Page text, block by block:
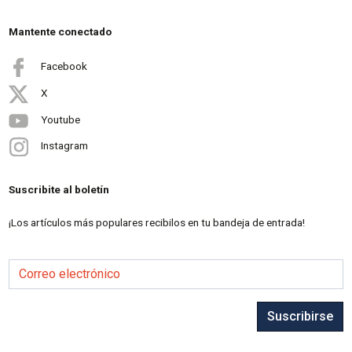
Mantente conectado
Facebook
X
Youtube
Instagram
Suscribite al boletín
¡Los artículos más populares recibilos en tu bandeja de entrada!
Correo electrónico
Suscribirse